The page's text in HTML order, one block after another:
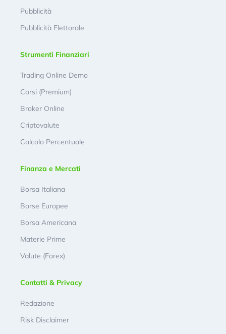
Pubblicità
Pubblicità Elettorale
Strumenti Finanziari
Trading Online Demo
Corsi (Premium)
Broker Online
Criptovalute
Calcolo Percentuale
Finanza e Mercati
Borsa Italiana
Borse Europee
Borsa Americana
Materie Prime
Valute (Forex)
Contatti & Privacy
Redazione
Risk Disclaimer